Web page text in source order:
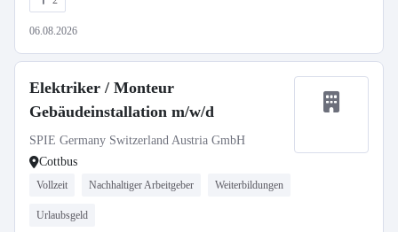
06.08.2026
Elektriker / Monteur
Gebäudeinstallation m/w/d
SPIE Germany Switzerland Austria GmbH
Cottbus
Vollzeit Nachhaltiger Arbeitgeber Weiterbildungen
Urlaubsgeld